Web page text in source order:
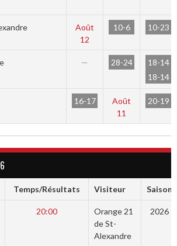
Août
12
10-6 10-23
— 28-24
18-14
18-14
16-17
Août
11
20-19
Temps/Résultats Visiteur Saison
20:00
Orange 21
de St-
Alexandre
2026